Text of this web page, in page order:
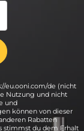
eu.ooni.com/de (nicht
Nutzung und nicht
und
können von dieser
Rabatten
stimmst du dem Erhalt